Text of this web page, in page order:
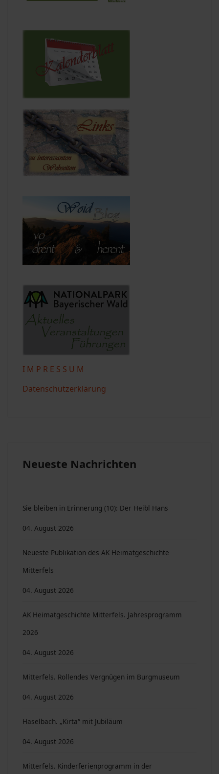
I M P R E S S U M
Datenschutzerklärung
Neueste Nachrichten
Sie bleiben in Erinnerung (10): Der Heibl Hans
04. August 2026
Neueste Publikation des AK Heimatgeschichte
Mitterfels
04. August 2026
AK Heimatgeschichte Mitterfels. Jahresprogramm
2026
04. August 2026
Mitterfels. Rollendes Vergnügen im Burgmuseum
04. August 2026
Haselbach. „Kirta“ mit Jubiläum
04. August 2026
Mitterfels. Kinderferienprogramm in der